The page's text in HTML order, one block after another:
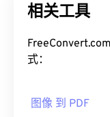
相关工具
式：
图像 到 PDF